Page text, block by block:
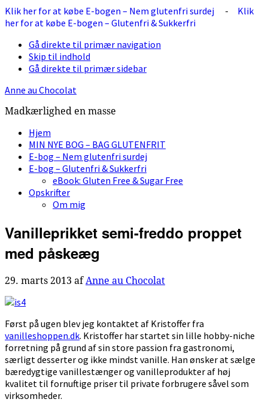
Klik her for at købe E-bogen – Nem glutenfri surdej - Klik
her for at købe E-bogen – Glutenfri & Sukkerfri
Gå direkte til primær navigation
Skip til indhold
Gå direkte til primær sidebar
Anne au Chocolat
Madkærlighed en masse
Hjem
MIN NYE BOG – BAG GLUTENFRIT
E-bog – Nem glutenfri surdej
E-bog – Glutenfri & Sukkerfri
eBook: Gluten Free & Sugar Free
Opskrifter
Om mig
Vanilleprikket semi-freddo proppet
med påskeæg
29. marts 2013 afAnne au Chocolat
Først på ugen blev jeg kontaktet af Kristoffer fra
vanilleshoppen.dk. Kristoffer har startet sin lille hobby-niche
forretning på grund af sin store passion fra gastronomi,
særligt desserter og ikke mindst vanille. Han ønsker at sælge
bæredygtige vanillestænger og vanilleprodukter af høj
kvalitet til fornuftige priser til private forbrugere såvel som
virksomheder.